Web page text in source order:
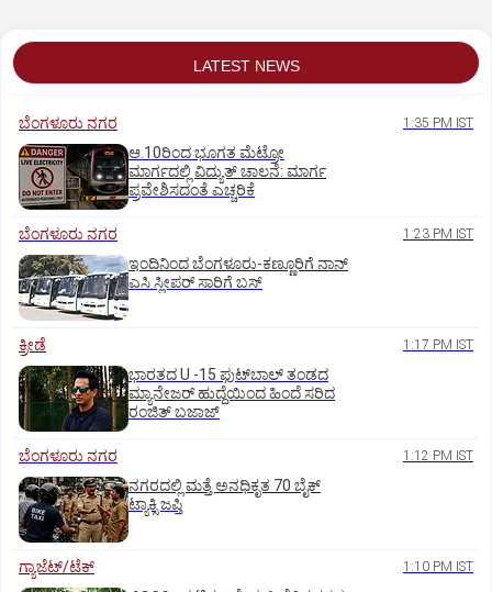
LATEST NEWS
ಬೆಂಗಳೂರು ನಗರ 1:35 PM IST
ಆ.10ರಿಂದ ಭೂಗತ ಮೆಟ್ರೋ
ಮಾರ್ಗದಲ್ಲಿ ವಿದ್ಯುತ್‌ ಚಾಲನೆ: ಮಾರ್ಗ
ಪ್ರವೇಶಿಸದಂತೆ ಎಚ್ಚರಿಕೆ
ಬೆಂಗಳೂರು ನಗರ 1:23 PM IST
ಇಂದಿನಿಂದ ಬೆಂಗಳೂರು-ಕಣ್ಣೂರಿಗೆ ನಾನ್‌
ಎಸಿ ಸ್ಲೀಪರ್‌ ಸಾರಿಗೆ ಬಸ್‌
ಕ್ರೀಡೆ 1:17 PM IST
ಭಾರತದ U -15 ಫುಟ್‌ಬಾಲ್ ತಂಡದ
ಮ್ಯಾನೇಜರ್‌ ಹುದ್ದೆಯಿಂದ ಹಿಂದೆ ಸರಿದ
ರಂಜಿತ್‌ ಬಜಾಜ್‌
ಬೆಂಗಳೂರು ನಗರ 1:12 PM IST
ನಗರದಲ್ಲಿ ಮತ್ತೆ ಅನಧಿಕೃತ 70 ಬೈಕ್‌
ಟ್ಯಾಕ್ಸಿ ಜಪ್ತಿ
ಗ್ಯಾಜೆಟ್/ಟೆಕ್ 1:10 PM IST